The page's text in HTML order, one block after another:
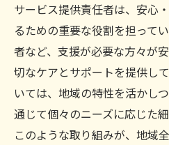
サービス提供責任者は、安心
るための重要な役割を担って
者など、支援が必要な方々が
切なケアとサポートを提供し
いては、地域の特性を活かし
通じて個々のニーズに応じた
このような取り組みが、地域